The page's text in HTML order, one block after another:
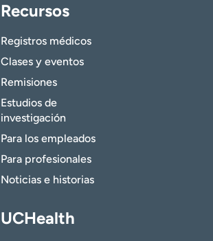
Recursos
Registros médicos
Clases y eventos
Remisiones
Estudios de
investigación
Para los empleados
Para profesionales
Noticias e historias
UCHealth